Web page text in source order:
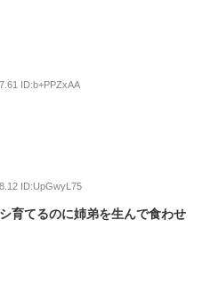
ID:b+PPZxAA
ID:UpGwyL75
育てるのに姉弟を生んで食わせ